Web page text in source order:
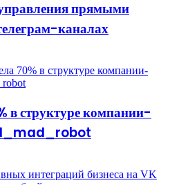
прямыми
каналах
в структуре компании-